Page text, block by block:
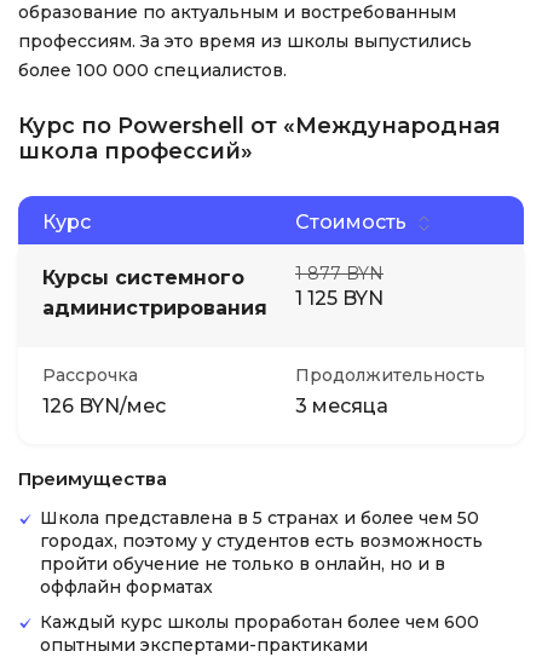
образование по актуальным и востребованным
профессиям. За это время из школы выпустились
более 100 000 специалистов.
Курс по Powershell от «Международная
школа профессий»
Курс Стоимость
Курсы системного
администрирования
1 877 BYN
1 125 BYN
Рассрочка
126 BYN/мес
Продолжительность
3 месяца
Преимущества
Школа представлена в 5 странах и более чем 50
городах, поэтому у студентов есть возможность
пройти обучение не только в онлайн, но и в
оффлайн форматах
Каждый курс школы проработан более чем 600
опытными экспертами-практиками